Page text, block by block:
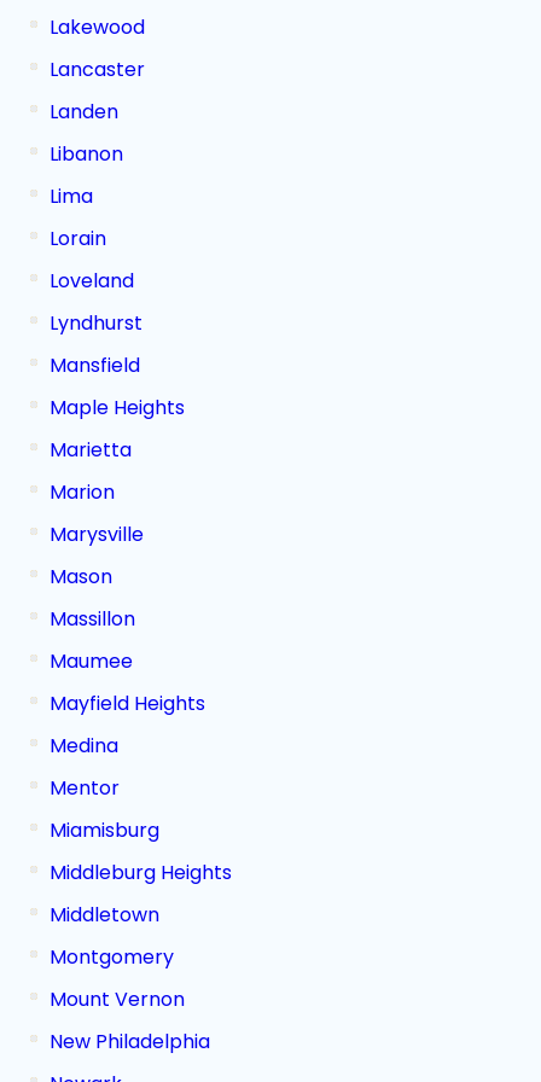
Lakewood
Lancaster
Landen
Libanon
Lima
Lorain
Loveland
Lyndhurst
Mansfield
Maple Heights
Marietta
Marion
Marysville
Mason
Massillon
Maumee
Mayfield Heights
Medina
Mentor
Miamisburg
Middleburg Heights
Middletown
Montgomery
Mount Vernon
New Philadelphia